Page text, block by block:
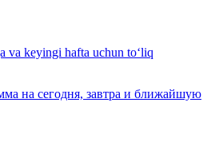
keyingi hafta uchun to‘liq
на сегодня, завтра и ближайшую